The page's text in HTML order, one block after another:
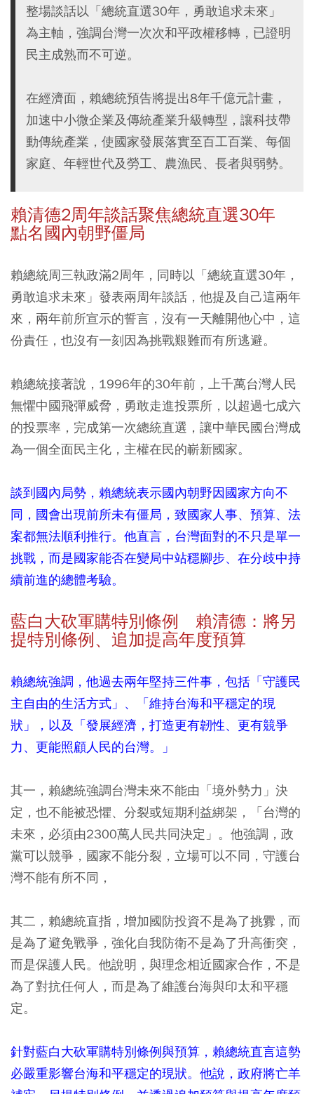
整場談話以「總統直選30年，勇敢追求未來」
為主軸，強調台灣一次次和平政權移轉，已證明
民主成熟而不可逆。
在經濟面，賴總統預告將提出8年千億元計畫，
加速中小微企業及傳統產業升級轉型，讓科技帶
動傳統產業，使國家發展落實至百工百業、每個
家庭、年輕世代及勞工、農漁民、長者與弱勢。
賴清德2周年談話聚焦總統直選30年
點名國內朝野僵局
賴總統周三執政滿2周年，同時以「總統直選30年，
勇敢追求未來」發表兩周年談話，他提及自己這兩年
來，兩年前所宣示的誓言，沒有一天離開他心中，這
份責任，也沒有一刻因為挑戰艱難而有所逃避。
賴總統接著說，1996年的30年前，上千萬台灣人民
無懼中國飛彈威脅，勇敢走進投票所，以超過七成六
的投票率，完成第一次總統直選，讓中華民國台灣成
為一個全面民主化，主權在民的嶄新國家。
談到國內局勢，賴總統表示國內朝野因國家方向不
同，國會出現前所未有僵局，致國家人事、預算、法
案都無法順利推行。他直言，台灣面對的不只是單一
挑戰，而是國家能否在變局中站穩腳步、在分歧中持
續前進的總體考驗。
藍白大砍軍購特別條例 賴清德：將另
提特別條例、追加提高年度預算
賴總統強調，他過去兩年堅持三件事，包括「守護民
主自由的生活方式」、「維持台海和平穩定的現
狀」，以及「發展經濟，打造更有韌性、更有競爭
力、更能照顧人民的台灣。」
其一，賴總統強調台灣未來不能由「境外勢力」決
定，也不能被恐懼、分裂或短期利益綁架，「台灣的
未來，必須由2300萬人民共同決定」。他強調，政
黨可以競爭，國家不能分裂，立場可以不同，守護台
灣不能有所不同，
其二，賴總統直指，增加國防投資不是為了挑釁，而
是為了避免戰爭，強化自我防衛不是為了升高衝突，
而是保護人民。他說明，與理念相近國家合作，不是
為了對抗任何人，而是為了維護台海與印太和平穩
定。
針對藍白大砍軍購特別條例與預算，賴總統直言這勢
必嚴重影響台海和平穩定的現狀。他說，政府將亡羊